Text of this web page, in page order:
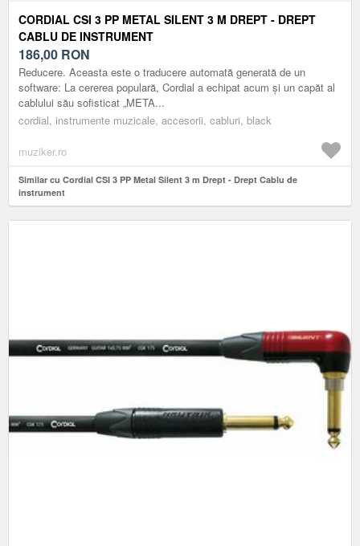
CORDIAL CSI 3 PP METAL SILENT 3 M DREPT - DREPT
CABLU DE INSTRUMENT
186,00 RON
Reducere. Aceasta este o traducere automată generată de un
software: La cererea populară, Cordial a echipat acum și un capăt al
cablului său sofisticat „META...
cordial, instrumente muzicale, accesorii, cabluri, black
muziker.ro
Similar cu Cordial CSI 3 PP Metal Silent 3 m Drept - Drept Cablu de
instrument